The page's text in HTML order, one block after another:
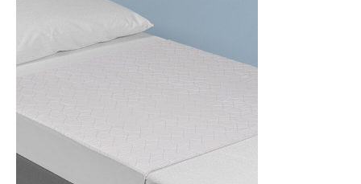
Las
opciones
elegir